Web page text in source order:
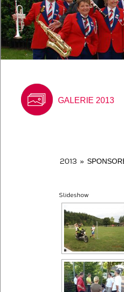
GALERIE 2013
2013 »
Slideshow